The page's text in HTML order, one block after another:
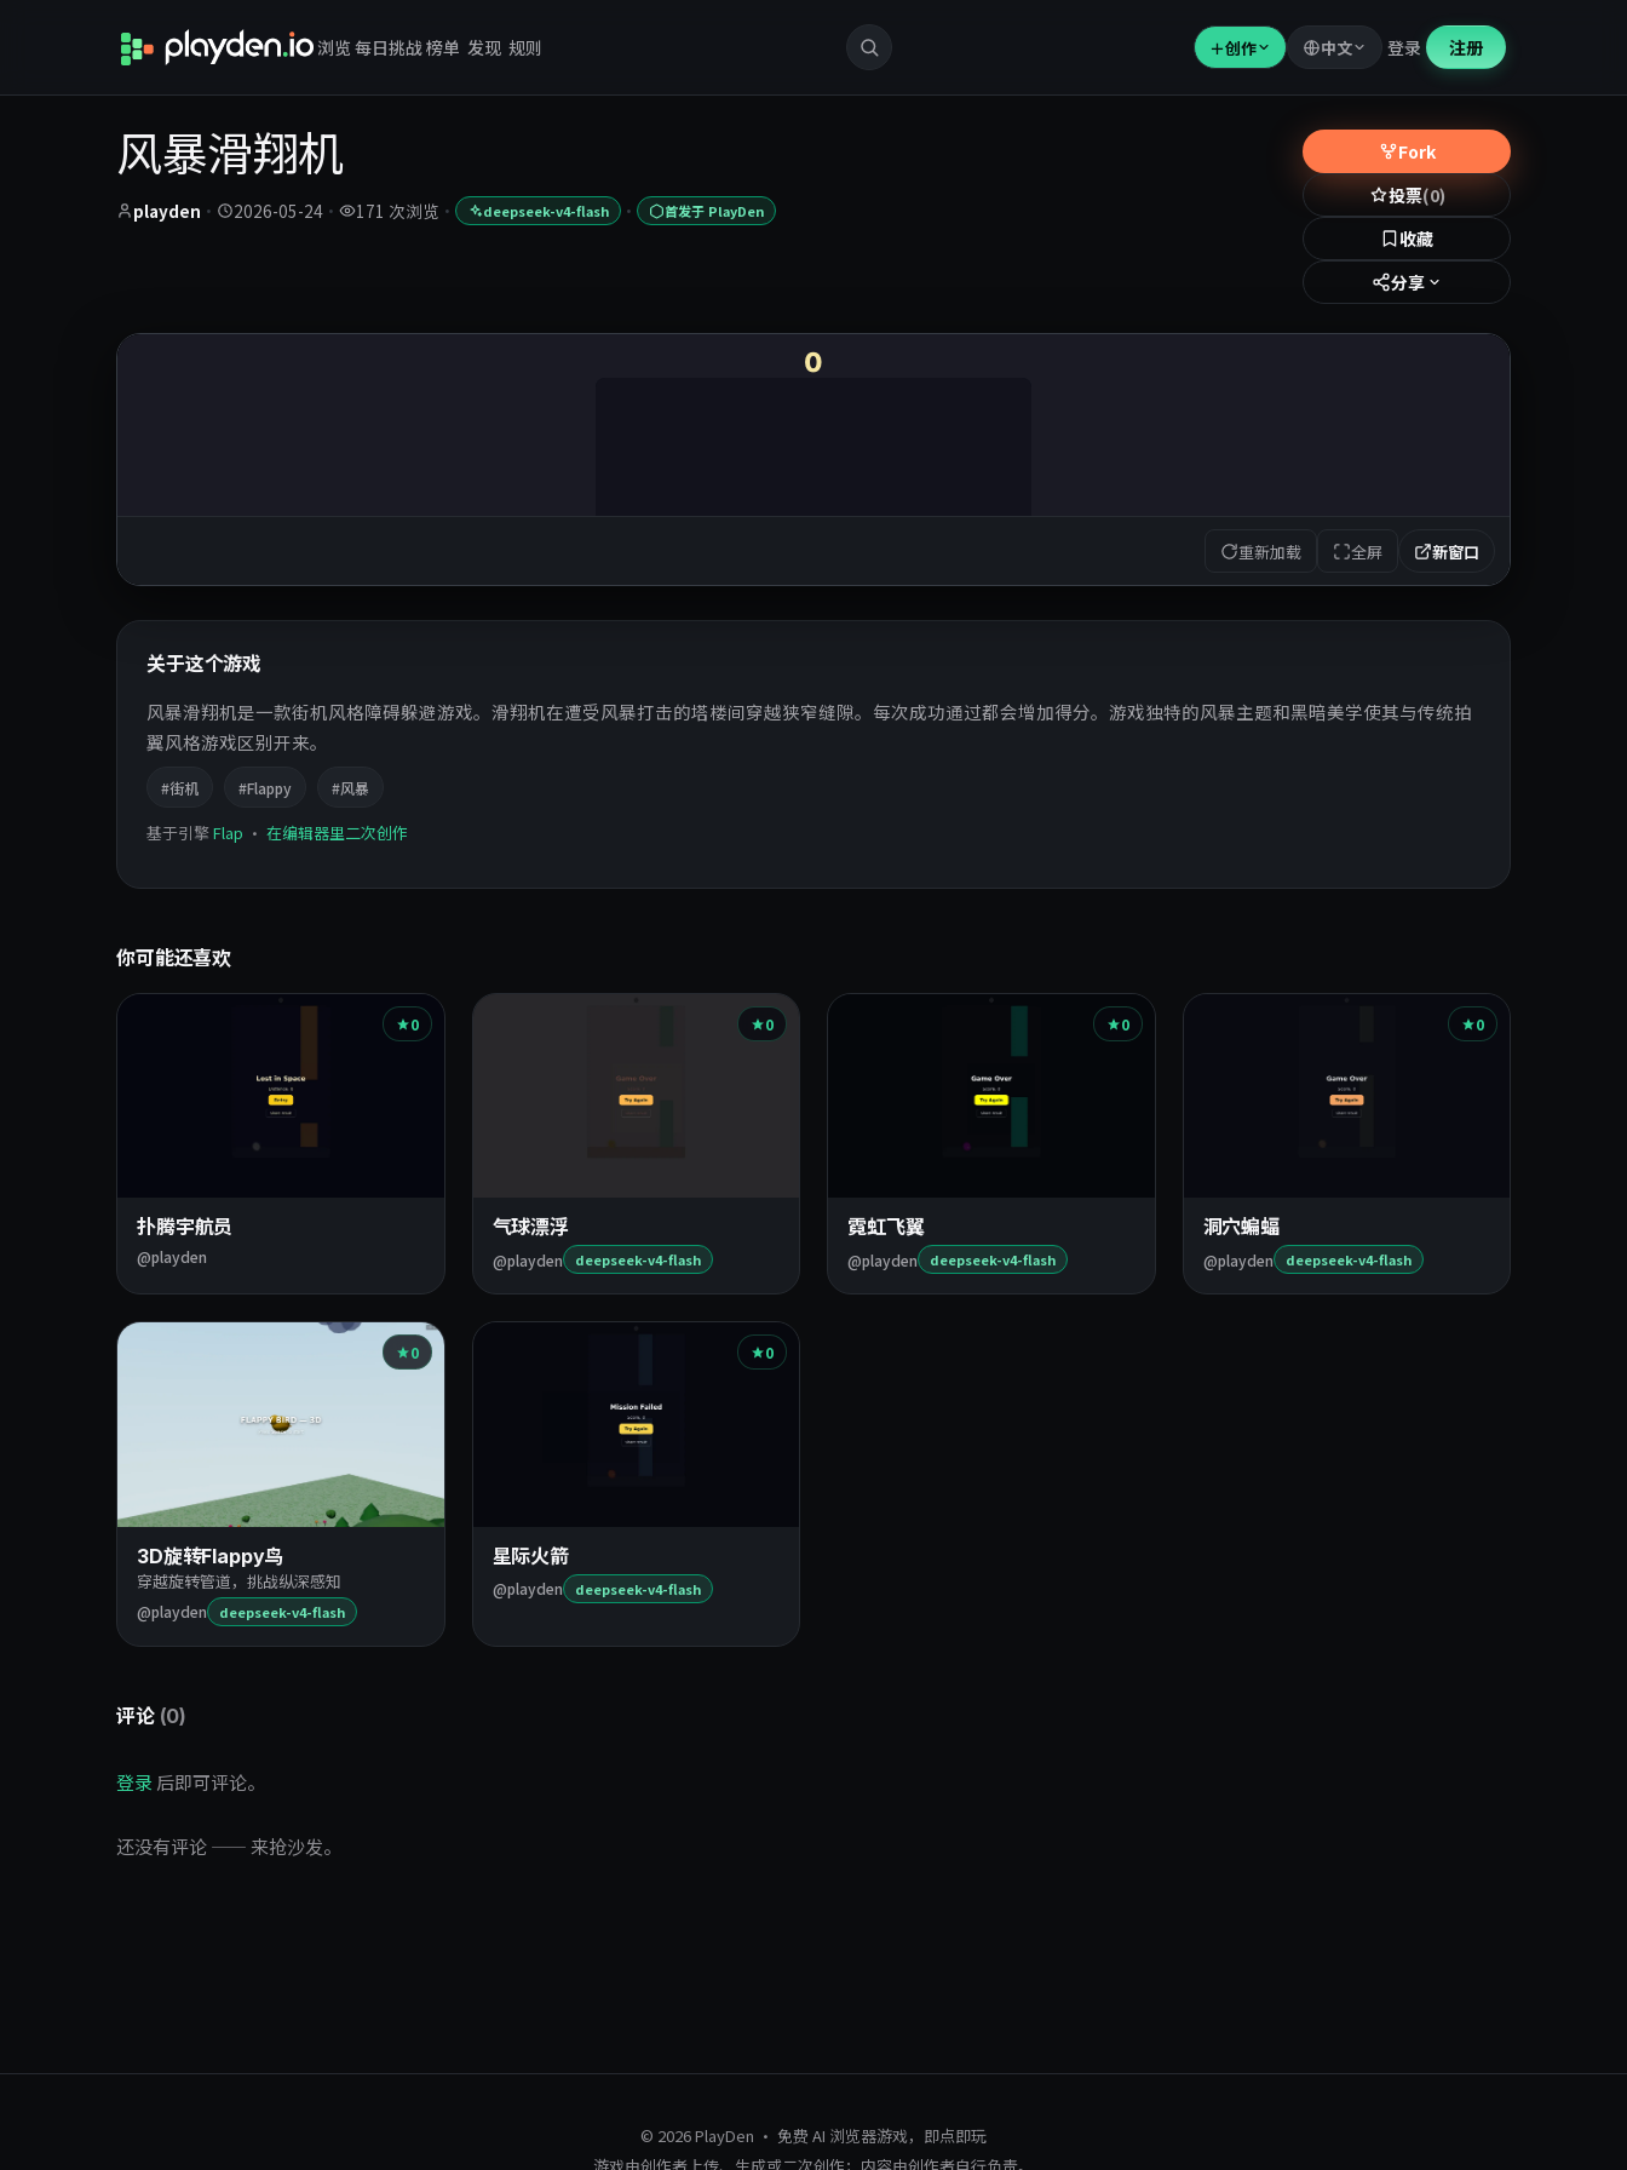
浏览 每日挑战榜单 发现 规则 ＋创作 中文 登录 注册
风暴滑翔机
playden · 2026-05-24 · 171 次浏览 · deepseek-v4-flash · 首发于 PlayDen
Fork
投票(0)
收藏
分享
重新加载 全屏 新窗口
关于这个游戏
风暴滑翔机是一款街机风格障碍躲避游戏。滑翔机在遭受风暴打击的塔楼间穿越狭窄缝隙。每次成功通过都会增加得分。游戏独特的风暴主题和黑暗美学使其与传统拍
翼风格游戏区别开来。
#街机 #Flappy #风暴
基于引擎Flap · 在编辑器里二次创作
你可能还喜欢
0
扑腾宇航员
@playden
0
气球漂浮
@playden deepseek-v4-flash
0
霓虹飞翼
@playden deepseek-v4-flash
0
洞穴蝙蝠
@playden deepseek-v4-flash
0
3D旋转Flappy鸟
穿越旋转管道，挑战纵深感知
@playden deepseek-v4-flash
0
星际火箭
@playden deepseek-v4-flash
评论 (0)
登录 后即可评论。
还没有评论 —— 来抢沙发。
© 2026 PlayDen · 免费 AI 浏览器游戏，即点即玩